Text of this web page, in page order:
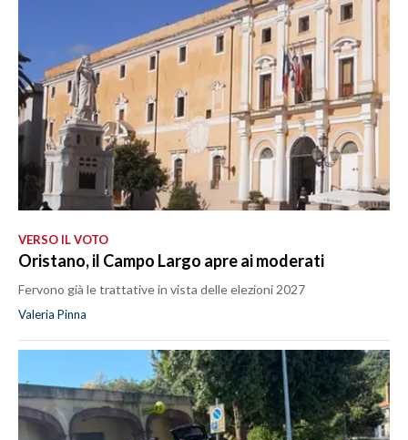
VERSO IL VOTO
Oristano, il Campo Largo apre ai moderati
Fervono già le trattative in vista delle elezioni 2027
Valeria Pinna